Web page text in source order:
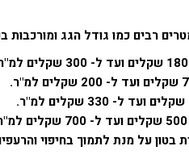
רבים כמו גודל הגג ומורכבות
תקרת עץ חשופה –
על מנת לתמוך בחיפוי